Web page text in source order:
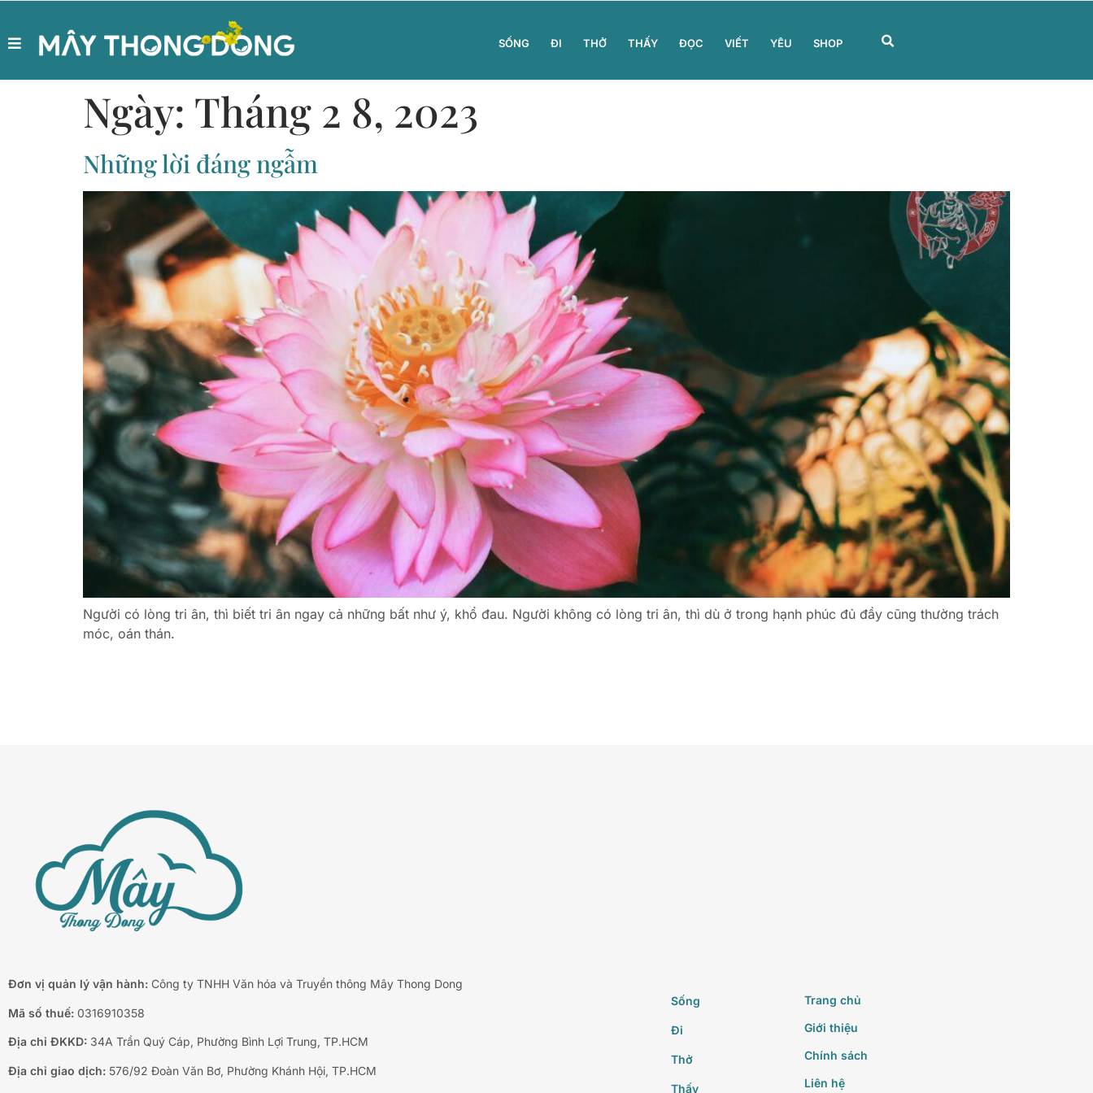
SỐNG ĐI THỞ THẤY ĐỌC VIẾT YÊU SHOP
Ngày: Tháng 2 8, 2023
Những lời đáng ngẫm
Người có lòng tri ân, thì biết tri ân ngay cả những bất như ý, khổ đau. Người không có lòng tri ân, thì dù ở trong hạnh phúc đủ đầy cũng thường trách
móc, oán thán.
Đơn vị quản lý vận hành: Công ty TNHH Văn hóa và Truyền thông Mây Thong Dong
Mã số thuế: 0316910358
Địa chỉ ĐKKD: 34A Trần Quý Cáp, Phường Bình Lợi Trung, TP.HCM
Địa chỉ giao dịch: 576/92 Đoàn Văn Bơ, Phường Khánh Hội, TP.HCM
Sống
Đi
Thở
Thấy
Trang chủ
Giới thiệu
Chính sách
Liên hệ